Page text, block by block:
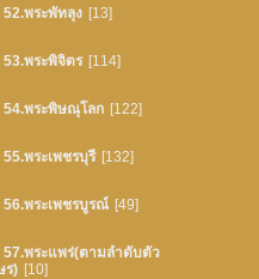
52.พระพัทลุง [13]
53.พระพิจิตร [114]
54.พระพิษณุโลก [122]
55.พระเพชรบุรี [132]
56.พระเพชรบูรณ์ [49]
57.พระแพร่(ตามลำดับตัว
ร) [10]